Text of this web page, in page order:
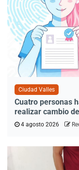
Ciudad Valles
Cuatro personas
realizar cambio
4 agosto 2026